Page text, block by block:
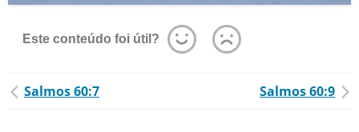
Este conteúdo foi útil?
Salmos 60:7 Salmos 60:9